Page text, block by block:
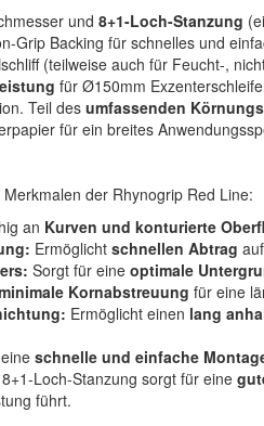
und 8+1-Loch-Stanzung
Grip Backing für schnelles und
schliff (teilweise auch für Feucht-,
für Ø150mm
Teil des umfassenden
für ein breites
der Rhynogrip Red Line:
an Kurven und konturierte
Ermöglicht schnellen Abtrag
Sorgt für eine optimale
Kornabstreuung für eine
Ermöglicht einen lang
schnelle und einfache
Loch-Stanzung sorgt für eine
führt.